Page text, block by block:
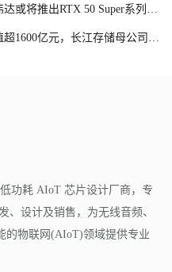
上一篇：安博体育官网下载app-英伟达或将推出RTX 50 Super系列显卡
下一篇：安博体育官网下载app-估值超1600亿元，长江存储母公司新动态
功耗 AIoT 芯片设计厂商，专
、设计及销售，为无线音频、
的物联网(AIoT)领域提供专业